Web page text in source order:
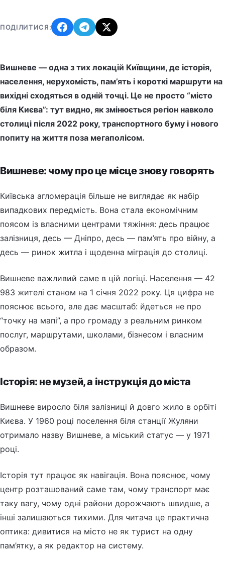
ПОДІЛИТИСЯ:
Вишневе — одна з тих локацій Київщини, де історія,
населення, нерухомість, пам’ять і короткі маршрути на
вихідні сходяться в одній точці. Це не просто “місто
біля Києва”: тут видно, як змінюється регіон навколо
столиці після 2022 року, транспортного буму і нового
попиту на життя поза мегаполісом.
Вишневе: чому про це місце знову говорять
Київська агломерація більше не виглядає як набір
випадкових передмість. Вона стала економічним
поясом із власними центрами тяжіння: десь працює
залізниця, десь — Дніпро, десь — пам’ять про війну, а
десь — ринок житла і щоденна міграція до столиці.
Вишневе важливий саме в цій логіці. Населення — 42
983 жителі станом на 1 січня 2022 року. Ця цифра не
пояснює всього, але дає масштаб: йдеться не про
“точку на мапі”, а про громаду з реальним ринком
послуг, маршрутами, школами, бізнесом і власним
образом.
Історія: не музей, а інструкція до міста
Вишневе виросло біля залізниці й довго жило в орбіті
Києва. У 1960 році поселення біля станції Жуляни
отримало назву Вишневе, а міський статус — у 1971
році.
Історія тут працює як навігація. Вона пояснює, чому
центр розташований саме там, чому транспорт має
таку вагу, чому одні райони дорожчають швидше, а
інші залишаються тихими. Для читача це практична
оптика: дивитися на місто не як турист на одну
пам’ятку, а як редактор на систему.